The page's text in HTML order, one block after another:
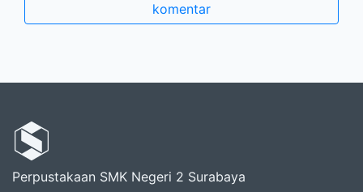
komentar
Perpustakaan SMK Negeri 2 Surabaya